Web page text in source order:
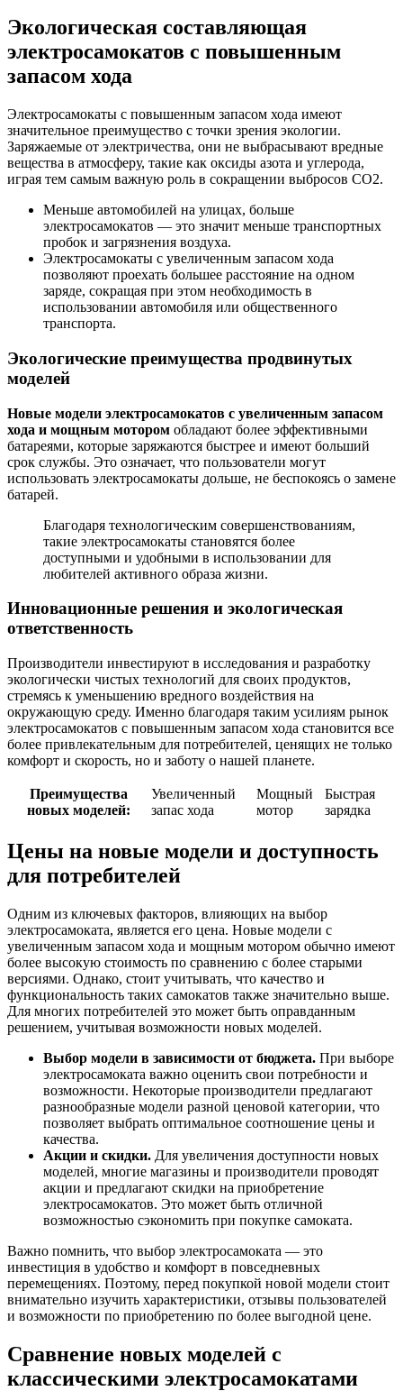
Экологическая составляющая
электросамокатов с повышенным
запасом хода
Электросамокаты с повышенным запасом хода имеют
значительное преимущество с точки зрения экологии.
Заряжаемые от электричества, они не выбрасывают вредные
вещества в атмосферу, такие как оксиды азота и углерода,
играя тем самым важную роль в сокращении выбросов CO2.
Меньше автомобилей на улицах, больше
электросамокатов — это значит меньше транспортных
пробок и загрязнения воздуха.
Электросамокаты с увеличенным запасом хода
позволяют проехать большее расстояние на одном
заряде, сокращая при этом необходимость в
использовании автомобиля или общественного
транспорта.
Экологические преимущества продвинутых
моделей
Новые модели электросамокатов с увеличенным запасом
хода и мощным мотором обладают более эффективными
батареями, которые заряжаются быстрее и имеют больший
срок службы. Это означает, что пользователи могут
использовать электросамокаты дольше, не беспокоясь о замене
батарей.
Благодаря технологическим совершенствованиям,
такие электросамокаты становятся более
доступными и удобными в использовании для
любителей активного образа жизни.
Инновационные решения и экологическая
ответственность
Производители инвестируют в исследования и разработку
экологически чистых технологий для своих продуктов,
стремясь к уменьшению вредного воздействия на
окружающую среду. Именно благодаря таким усилиям рынок
электросамокатов с повышенным запасом хода становится все
более привлекательным для потребителей, ценящих не только
комфорт и скорость, но и заботу о нашей планете.
Преимущества
новых моделей:
Увеличенный
запас хода
Мощный
мотор
Быстрая
зарядка
Цены на новые модели и доступность
для потребителей
Одним из ключевых факторов, влияющих на выбор
электросамоката, является его цена. Новые модели с
увеличенным запасом хода и мощным мотором обычно имеют
более высокую стоимость по сравнению с более старыми
версиями. Однако, стоит учитывать, что качество и
функциональность таких самокатов также значительно выше.
Для многих потребителей это может быть оправданным
решением, учитывая возможности новых моделей.
Выбор модели в зависимости от бюджета. При выборе
электросамоката важно оценить свои потребности и
возможности. Некоторые производители предлагают
разнообразные модели разной ценовой категории, что
позволяет выбрать оптимальное соотношение цены и
качества.
Акции и скидки. Для увеличения доступности новых
моделей, многие магазины и производители проводят
акции и предлагают скидки на приобретение
электросамокатов. Это может быть отличной
возможностью сэкономить при покупке самоката.
Важно помнить, что выбор электросамоката — это
инвестиция в удобство и комфорт в повседневных
перемещениях. Поэтому, перед покупкой новой модели стоит
внимательно изучить характеристики, отзывы пользователей
и возможности по приобретению по более выгодной цене.
Сравнение новых моделей с
классическими электросамокатами